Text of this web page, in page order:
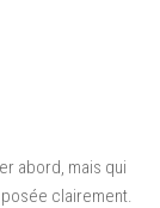
abord, mais qui
clairement.